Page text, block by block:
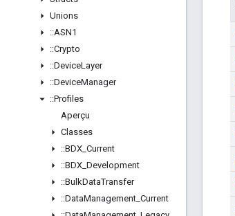
Unions
::ASN1
::Crypto
::DeviceLayer
::DeviceManager
::Profiles
Aperçu
Classes
::BDX Current
::BDX Development
::BulkDataTransfer
::DataManagement Current